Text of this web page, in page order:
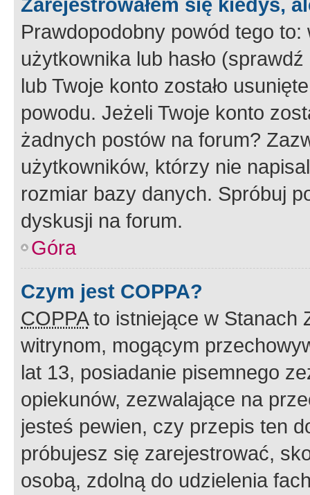
Prawdopodobny powód tego to:
użytkownika lub hasło
lub Twoje konto zostało
powodu. Jeżeli Twoje konto
żadnych postów na forum?
użytkowników, którzy nie
rozmiar bazy danych. Spróbuj
dyskusji na forum.
Góra
Czym jest COPPA?
COPPAto istniejące w Stanach
witrynom, mogącym
lat 13, posiadanie pisemnego
opiekunów, zezwalające na
jesteś pewien, czy przepis ten
próbujesz się zarejestrować,
osobą, zdolną do udzielenia